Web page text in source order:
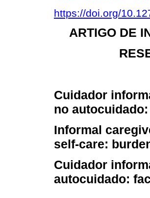
https://doi.org/
ARTIGO DE
Cuidador
no
Informal
self-care:
Cuidador
autocuidado: